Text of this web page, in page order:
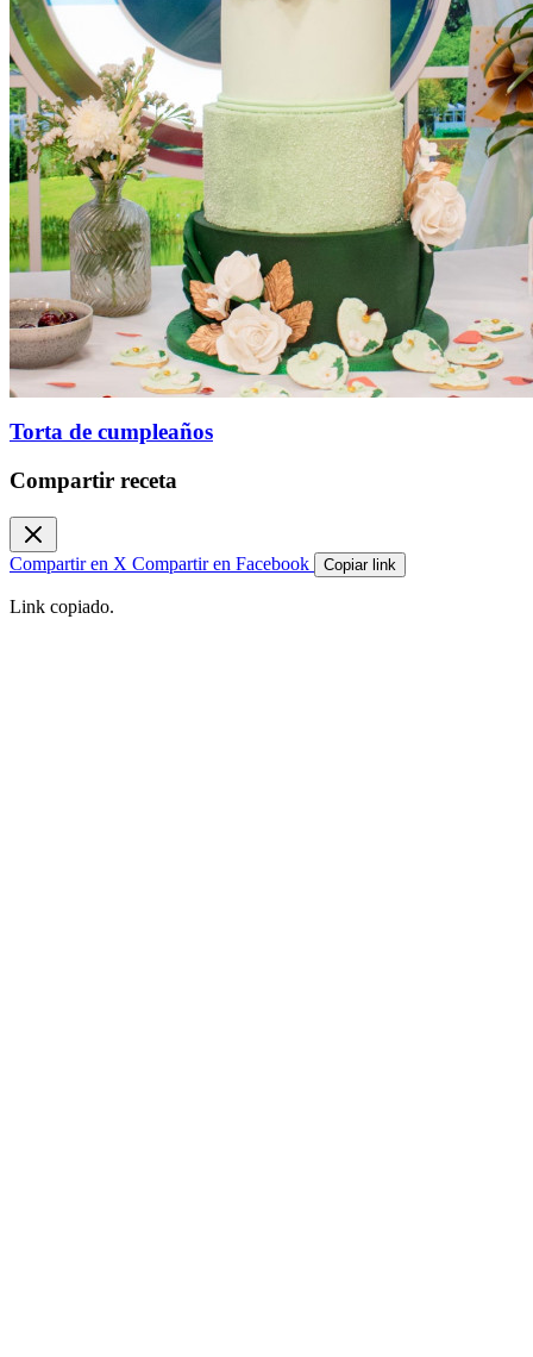
Torta de cumpleaños
Compartir receta
Compartir en X Compartir en Facebook Copiar link
Link copiado.